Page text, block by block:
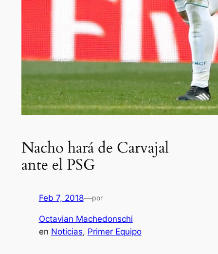
Nacho hará de Carvajal
ante el PSG
Feb 7, 2018—por
Octavian Machedonschi
en Noticias, Primer Equipo